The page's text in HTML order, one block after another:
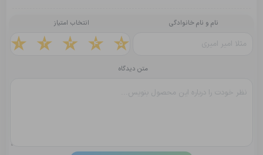
نام و نام خانوادگی انتخاب امتیاز
1 2 3 4 5
متن دیدگاه